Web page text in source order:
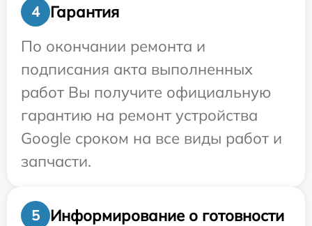
4
Гарантия
По окончании ремонта и
подписания акта выполненных
работ Вы получите официальную
гарантию на ремонт устройства
Google сроком на все виды работ и
запчасти.
5
Информирование о готовности